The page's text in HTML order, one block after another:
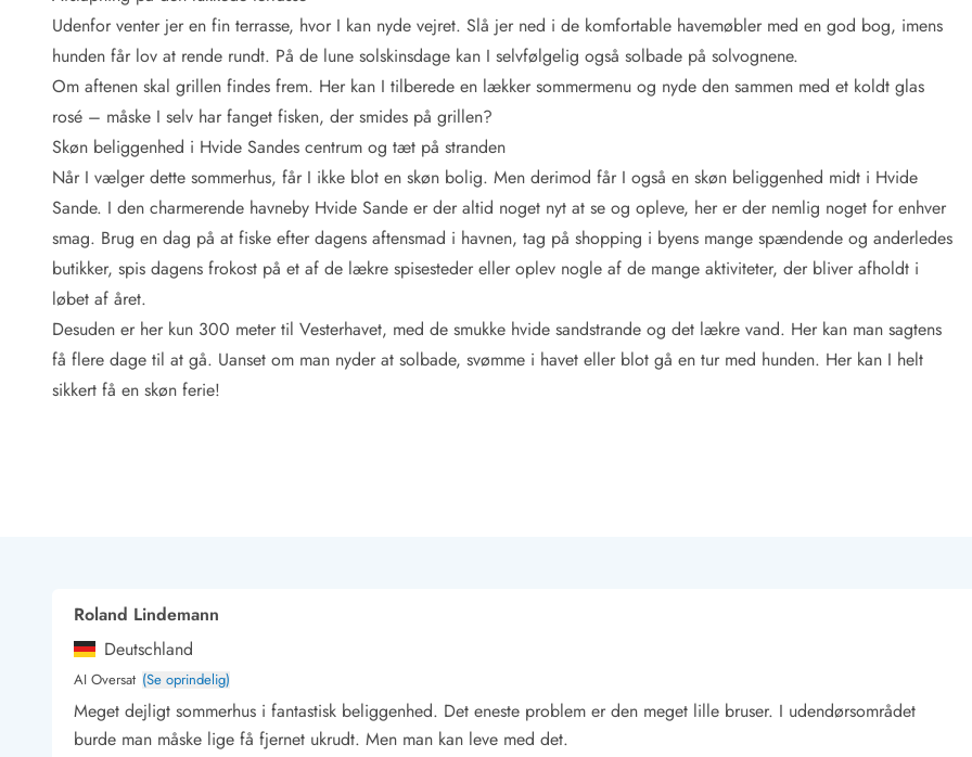
Esmark KidsVIP
Esmark VIP: Fordele og rabataftaler
Prisgaranti
Ingen depositum
Gæsteanmeldelser
Gratis WiFi i ferieområdet
We love people!
Fritidsaktiviteter
Esmark VIP partnerfordele
Esmark KidsVIP
LEGOLAND® rabat
Ferie med børn
Ferie med hund
Minigolf i Vestjylland
Svømmehaller og badelande
Golfferie i sommerhus
Fitness og træning
Udenfor venter jer en fin terrasse, hvor I kan nyde vejret. Slå jer ned i de komfortable havemøbler med en god bog, imens
hunden får lov at rende rundt. På de lune solskinsdage kan I selvfølgelig også solbade på solvognene.
Om aftenen skal grillen findes frem. Her kan I tilberede en lækker sommermenu og nyde den sammen med et koldt glas
rosé – måske I selv har fanget fisken, der smides på grillen?
Skøn beliggenhed i Hvide Sandes centrum og tæt på stranden
Når I vælger dette sommerhus, får I ikke blot en skøn bolig. Men derimod får I også en skøn beliggenhed midt i Hvide
Sande. I den charmerende havneby Hvide Sande er der altid noget nyt at se og opleve, her er der nemlig noget for enhver
smag. Brug en dag på at fiske efter dagens aftensmad i havnen, tag på shopping i byens mange spændende og anderledes
butikker, spis dagens frokost på et af de lækre spisesteder eller oplev nogle af de mange aktiviteter, der bliver afholdt i
løbet af året.
Desuden er her kun 300 meter til Vesterhavet, med de smukke hvide sandstrande og det lækre vand. Her kan man sagtens
få flere dage til at gå. Uanset om man nyder at solbade, svømme i havet eller blot gå en tur med hunden. Her kan I helt
sikkert få en skøn ferie!
Roland Lindemann
Deutschland
AI Oversat (Se oprindelig)
Meget dejligt sommerhus i fantastisk beliggenhed. Det eneste problem er den meget lille bruser. I udendørsområdet
burde man måske lige få fjernet ukrudt. Men man kan leve med det.